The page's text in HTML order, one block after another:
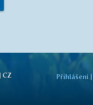
Přihlášení
CZ